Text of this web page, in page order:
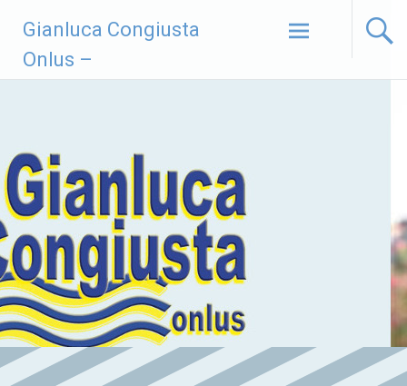
contenuto
Gianluca Congiusta
Onlus –